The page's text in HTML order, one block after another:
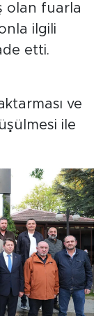
olan fuarla
ilgili
etti.
ve
ile